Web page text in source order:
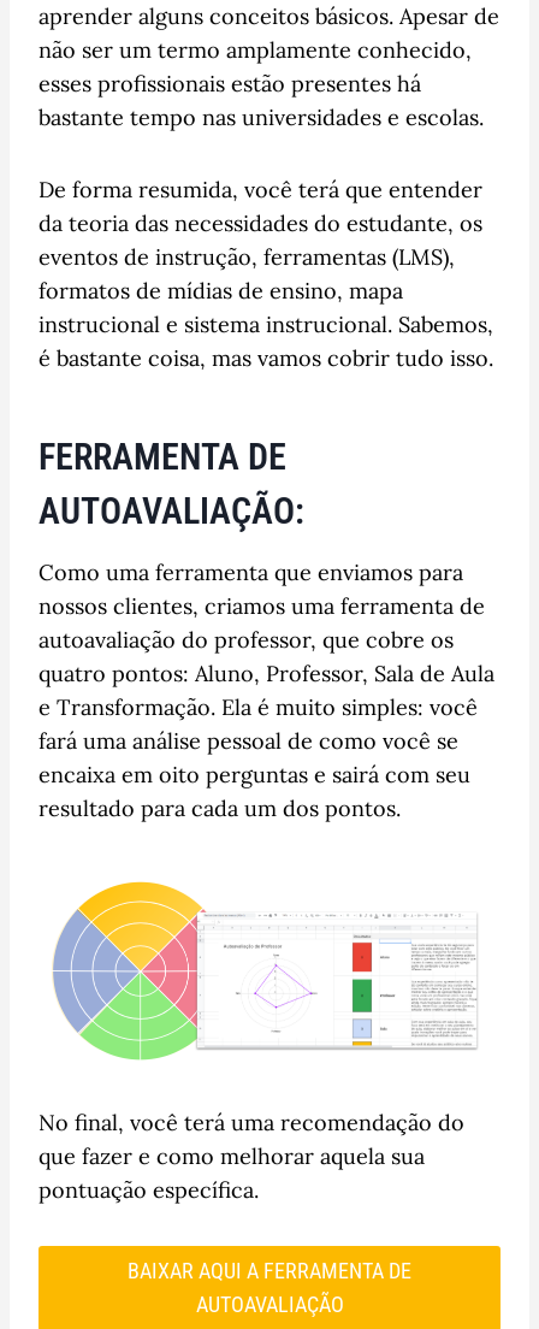
aprender alguns conceitos básicos. Apesar de
não ser um termo amplamente conhecido,
esses profissionais estão presentes há
bastante tempo nas universidades e escolas.
De forma resumida, você terá que entender
da teoria das necessidades do estudante, os
eventos de instrução, ferramentas (LMS),
formatos de mídias de ensino, mapa
instrucional e sistema instrucional. Sabemos,
é bastante coisa, mas vamos cobrir tudo isso.
FERRAMENTA DE
AUTOAVALIAÇÃO:
Como uma ferramenta que enviamos para
nossos clientes, criamos uma ferramenta de
autoavaliação do professor, que cobre os
quatro pontos: Aluno, Professor, Sala de Aula
e Transformação. Ela é muito simples: você
fará uma análise pessoal de como você se
encaixa em oito perguntas e sairá com seu
resultado para cada um dos pontos.
No final, você terá uma recomendação do
que fazer e como melhorar aquela sua
pontuação específica.
BAIXAR AQUI A FERRAMENTA DE
AUTOAVALIAÇÃO